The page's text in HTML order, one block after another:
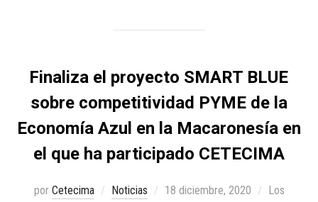
Finaliza el proyecto SMART BLUE
sobre competitividad PYME de la
Economía Azul en la Macaronesía en
el que ha participado CETECIMA
por Cetecima Noticias 18 diciembre, 2020
Los